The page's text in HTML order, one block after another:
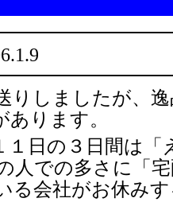
りしましたが、
ります。
１日の３日間は
人での多さに「
る会社がお休み